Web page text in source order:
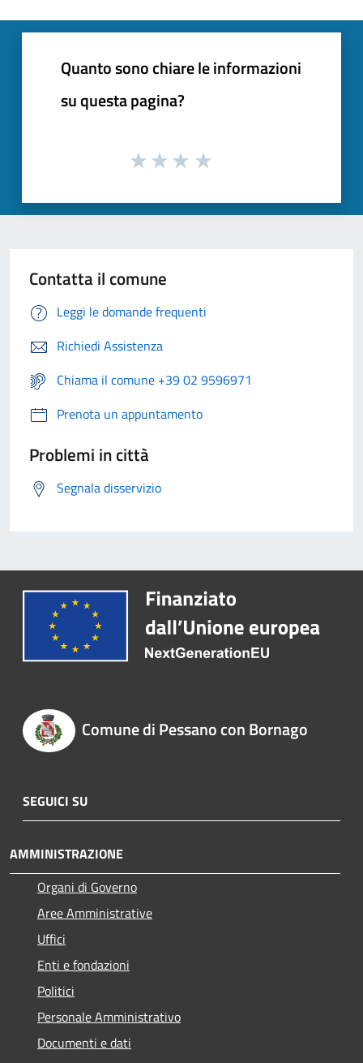
Quanto sono chiare le informazioni
su questa pagina?
Contatta il comune
Leggi le domande frequenti
Richiedi Assistenza
Chiama il comune +39 02 9596971
Prenota un appuntamento
Problemi in città
Segnala disservizio
Comune di Pessano con Bornago
SEGUICI SU
AMMINISTRAZIONE
Organi di Governo
Aree Amministrative
Uffici
Enti e fondazioni
Politici
Personale Amministrativo
Documenti e dati